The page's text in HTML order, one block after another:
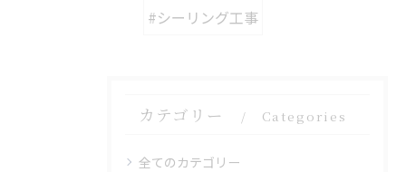
#シーリング工事
カテゴリー Categories
全てのカテゴリー